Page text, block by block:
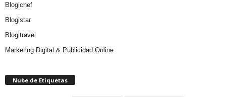
Blogichef
Blogistar
Blogitravel
Marketing Digital & Publicidad Online
Nube de Etiquetas